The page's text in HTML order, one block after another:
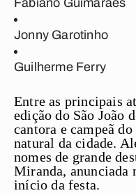
Fabiano Guimarães
Jonny Garotinho
Guilherme Ferry
Entre as principais
edição do São João
cantora e campeã
natural da cidade.
nomes de grande
Miranda, anunciada
início da festa.